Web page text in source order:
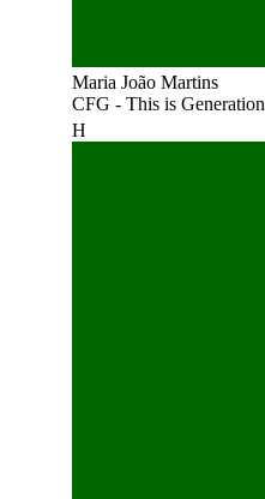
Maria João Martins
CFG - This is Generation
H